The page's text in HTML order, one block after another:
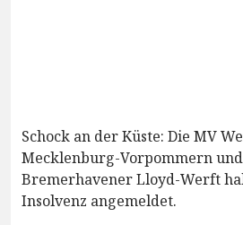
Schock an der Küste: Die MV
Mecklenburg-Vorpommern
Bremerhavener Lloyd-Werft
Insolvenz angemeldet.